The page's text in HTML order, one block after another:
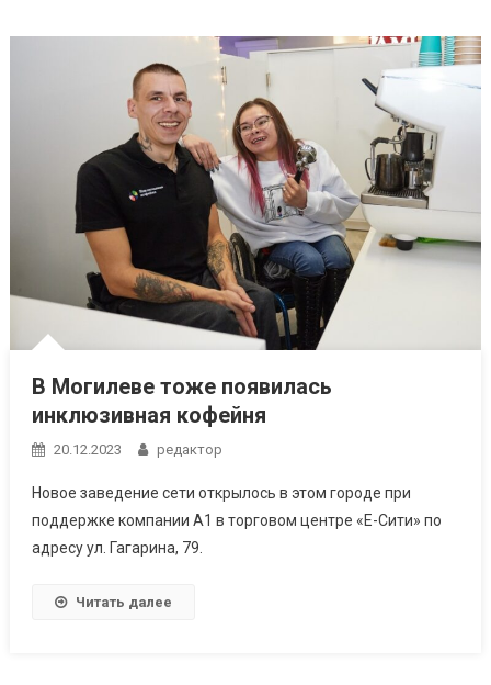
В Могилеве тоже появилась
инклюзивная кофейня
20.12.2023 редактор
Новое заведение сети открылось в этом городе при
поддержке компании А1 в торговом центре «Е-Сити» по
адресу ул. Гагарина, 79.
Читать далее